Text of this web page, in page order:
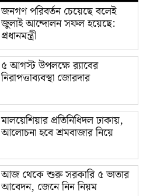
জনগণ পরিবর্তন চেয়েছে বলেই
জুলাই আন্দোলন সফল হয়েছে:
প্রধানমন্ত্রী
৫ আগস্ট উপলক্ষে র‌্যাবের
নিরাপত্তাব্যবস্থা জোরদার
মালয়েশিয়ার প্রতিনিধিদল ঢাকায়,
আলোচনা হবে শ্রমবাজার নিয়ে
আজ থেকে শুরু সরকারি ৫ ভাতার
আবেদন, জেনে নিন নিয়ম